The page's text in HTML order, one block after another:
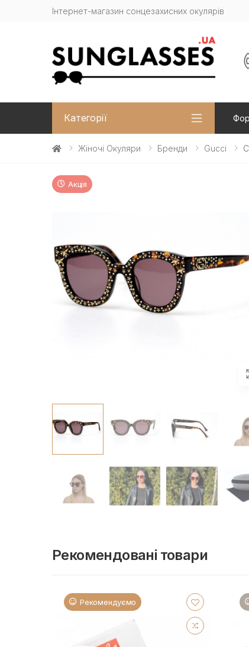
Інтернет-магазин сонцезахисних окулярів
Категорії
Жіночі Окуляри Бренди Gucci
Акція
Рекомендовані товари
Рекомендуємо